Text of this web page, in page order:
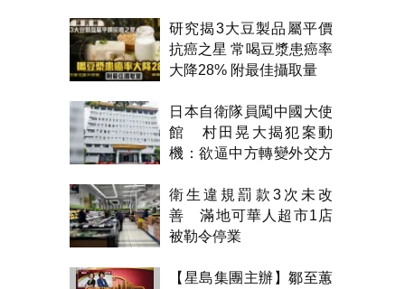
研究揭3大豆製品屬平價
抗癌之星 常喝豆漿患癌率
大降28% 附最佳攝取量
日本自衛隊員闖中國大使
館 村田晃大揭犯案動
機：欲逼中方轉變外交方
衛生違規罰款3次未改
善 滿地可華人超市1店
被勒令停業
【星島集團主辦】鄒至蕙